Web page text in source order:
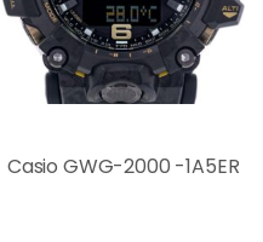
Casio GWG-2000 -1A5ER